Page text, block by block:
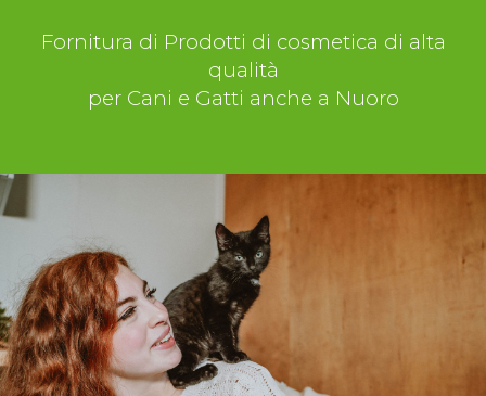
Fornitura di Prodotti di cosmetica di alta
qualità
per Cani e Gatti anche a Nuoro